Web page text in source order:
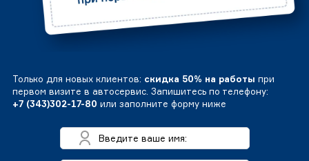
Только для новых клиентов: скидка 50% на работы при
первом визите в автосервис. Запишитесь по телефону:
+7 (343)302-17-80 или заполните форму ниже